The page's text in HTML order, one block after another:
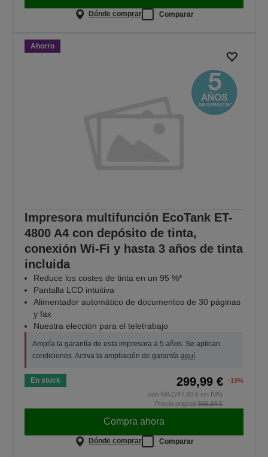
Dónde comprar Comparar
Ahorro
Impresora multifunción EcoTank ET-
4800 A4 con depósito de tinta,
conexión Wi-Fi y hasta 3 años de tinta
incluida
Reduce los costes de tinta en un 95 %*
Pantalla LCD intuitiva
Alimentador automático de documentos de 30 páginas
y fax
Nuestra elección para el teletrabajo
Amplía la garantía de esta impresora a 5 años. Se aplican
condiciones. Activa la ampliación de garantía aquí.
En stock 299,99 €
-19%
con IVA (247,93 € sin IVA)
Precio original 369,34 €
Compra ahora
Dónde comprar Comparar